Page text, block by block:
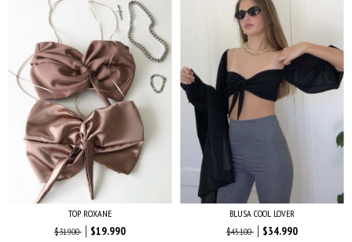
TOP ROXANE
$31.900
$19.990
BLUSA COOL LOVER
$45.100
$34.990